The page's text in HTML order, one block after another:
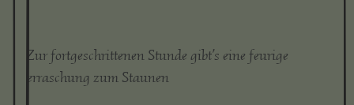
Zur fortgeschrittenen Stunde gibt’s eine feurige
Überraschung zum Staunen